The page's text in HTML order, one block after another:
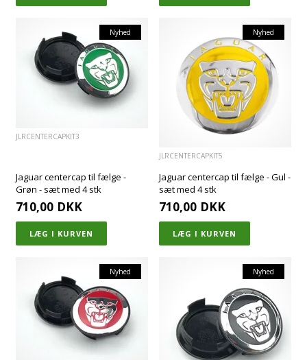
Nyhed
JLRCENTERCAPKIT3
Jaguar centercap til fælge -
Grøn - sæt med 4 stk
710,00 DKK
Nyhed
JLRCENTERCAPKIT5
Jaguar centercap til fælge - Gul -
sæt med 4 stk
710,00 DKK
Nyhed Nyhed